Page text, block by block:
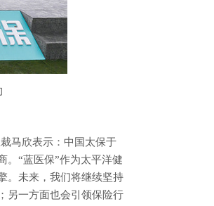
马欣表示：中国太保于
。“蓝医保”作为太平洋健
。未来，我们将继续坚持
另一方面也会引领保险行